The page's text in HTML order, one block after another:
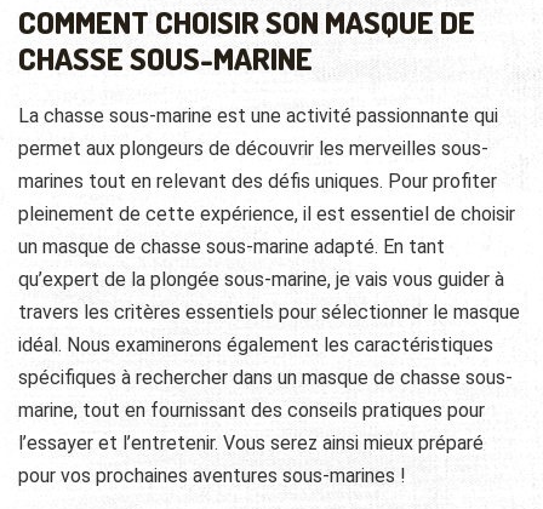
COMMENT CHOISIR SON MASQUE DE
CHASSE SOUS-MARINE
La chasse sous-marine est une activité passionnante qui
permet aux plongeurs de découvrir les merveilles sous-
marines tout en relevant des défis uniques. Pour profiter
pleinement de cette expérience, il est essentiel de choisir
un masque de chasse sous-marine adapté. En tant
qu’expert de la plongée sous-marine, je vais vous guider à
travers les critères essentiels pour sélectionner le masque
idéal. Nous examinerons également les caractéristiques
spécifiques à rechercher dans un masque de chasse sous-
marine, tout en fournissant des conseils pratiques pour
l’essayer et l’entretenir. Vous serez ainsi mieux préparé
pour vos prochaines aventures sous-marines !